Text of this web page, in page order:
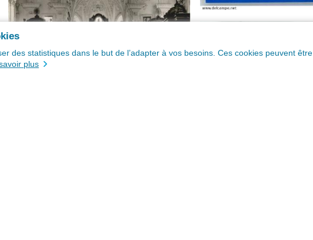
des statistiques dans le but de l’adapter à vos besoins. Ces cookies peuvent être
plus